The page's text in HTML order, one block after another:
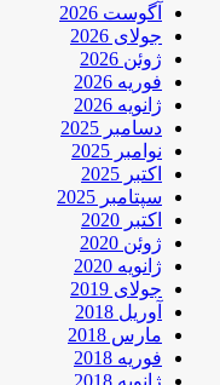
آگوست 2026
جولای 2026
ژوئن 2026
فوریه 2026
ژانویه 2026
دسامبر 2025
نوامبر 2025
اکتبر 2025
سپتامبر 2025
اکتبر 2020
ژوئن 2020
ژانویه 2020
جولای 2019
آوریل 2018
مارس 2018
فوریه 2018
ژانویه 2018